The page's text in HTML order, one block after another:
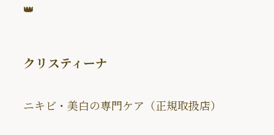
👑
クリスティーナ
ニキビ・美白の専門ケア（正規取扱店）